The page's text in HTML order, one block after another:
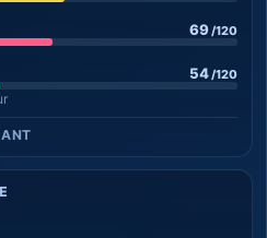
69/120
54/120